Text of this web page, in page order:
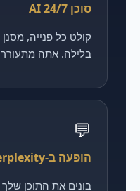
סוכן AI 24/7
בלילה. אתה מתעורר
💬
הופעה ב-ChatGPT & Perplexity